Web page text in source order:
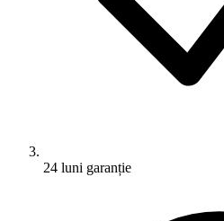
24 luni garanție